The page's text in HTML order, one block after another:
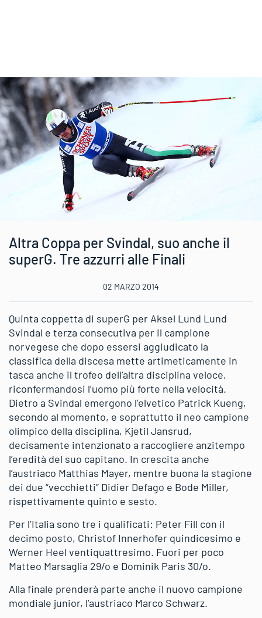
Altra Coppa per Svindal, suo anche il
superG. Tre azzurri alle Finali
02 MARZO 2014
Quinta coppetta di superG per Aksel Lund Lund
Svindal e terza consecutiva per il campione
norvegese che dopo essersi aggiudicato la
classifica della discesa mette artimeticamente in
tasca anche il trofeo dell’altra disciplina veloce,
riconfermandosi l’uomo più forte nella velocità.
Dietro a Svindal emergono l’elvetico Patrick Kueng,
secondo al momento, e soprattutto il neo campione
olimpico della disciplina, Kjetil Jansrud,
decisamente intenzionato a raccogliere anzitempo
l’eredità del suo capitano. In crescita anche
l’austriaco Matthias Mayer, mentre buona la stagione
dei due “vecchietti” Didier Defago e Bode Miller,
rispettivamente quinto e sesto.
Per l’Italia sono tre i qualificati: Peter Fill con il
decimo posto, Christof Innerhofer quindicesimo e
Werner Heel ventiquattresimo. Fuori per poco
Matteo Marsaglia 29/o e Dominik Paris 30/o.
Alla finale prenderà parte anche il nuovo campione
mondiale junior, l’austriaco Marco Schwarz.